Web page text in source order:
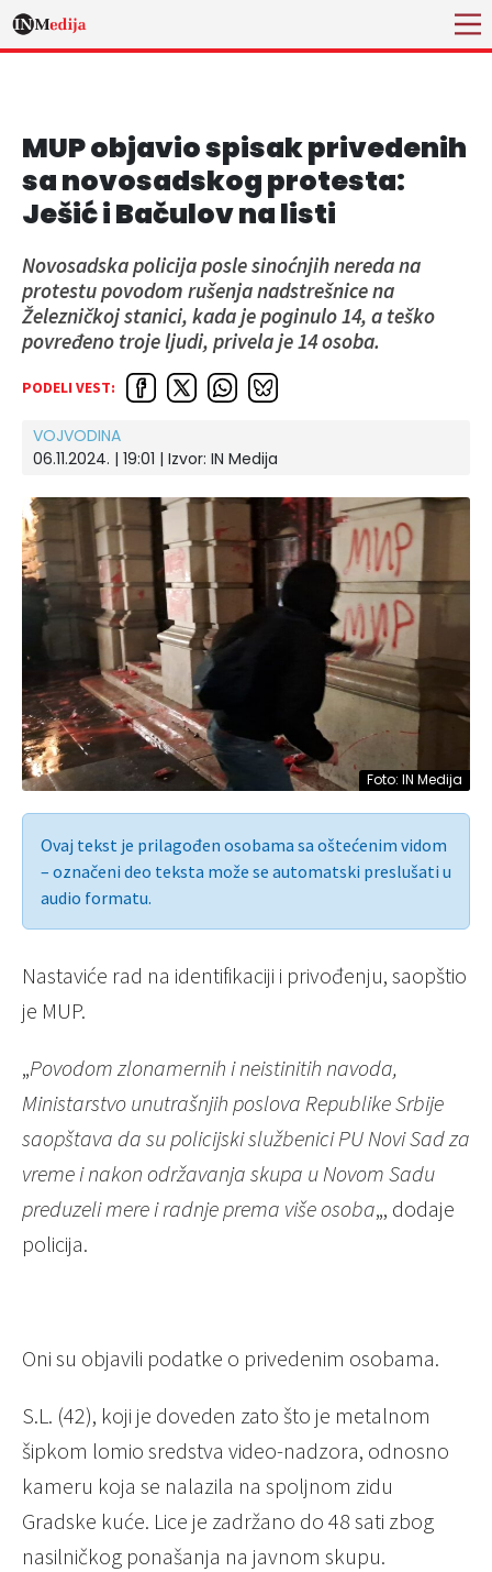
MUP objavio spisak privedenih
sa novosadskog protesta:
Ješić i Bačulov na listi
Novosadska policija posle sinoćnjih nereda na
protestu povodom rušenja nadstrešnice na
Železničkoj stanici, kada je poginulo 14, a teško
povređeno troje ljudi, privela je 14 osoba.
PODELI VEST:
VOJVODINA
06.11.2024. | 19:01 | Izvor: IN Medija
Foto: IN Medija
Ovaj tekst je prilagođen osobama sa oštećenim vidom
– označeni deo teksta može se automatski preslušati u
audio formatu.
Nastaviće rad na identifikaciji i privođenju, saopštio
je MUP.
„Povodom zlonamernih i neistinitih navoda,
Ministarstvo unutrašnjih poslova Republike Srbije
saopštava da su policijski službenici PU Novi Sad za
vreme i nakon održavanja skupa u Novom Sadu
preduzeli mere i radnje prema više osoba„, dodaje
policija.
Oni su objavili podatke o privedenim osobama.
S.L. (42), koji je doveden zato što je metalnom
šipkom lomio sredstva video-nadzora, odnosno
kameru koja se nalazila na spoljnom zidu
Gradske kuće. Lice je zadržano do 48 sati zbog
nasilničkog ponašanja na javnom skupu.